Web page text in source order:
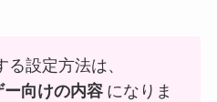
設定方法は、
向けの内容 になりま